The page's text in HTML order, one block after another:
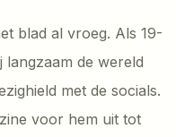
blad al vroeg. Als 19-
langzaam de wereld
met de socials.
voor hem uit tot